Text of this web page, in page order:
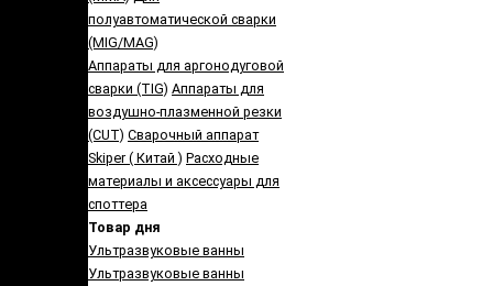
полуавтоматической сварки
(MIG/MAG)
Аппараты для аргонодуговой
сварки (TIG) Аппараты для
воздушно-плазменной резки
(CUT) Сварочный аппарат
Skiper ( Китай ) Расходные
материалы и аксессуары для
споттера
Товар дня
Ультразвуковые ванны
Ультразвуковые ванны